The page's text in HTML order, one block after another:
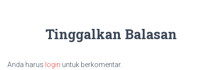
Tinggalkan Balasan
Anda harus login untuk berkomentar.